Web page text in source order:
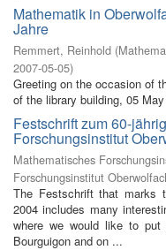
Mathematik in
Jahre
Remmert, Reinhold (
2007-05-05)
Greeting on the occasion of
of the library building, 05
Festschrift zum 60-
Forschungsinstitut
Mathematisches
Forschungsinstitut
The Festschrift that marks
2004 includes many
where we would like to
Bourguigon and on ...